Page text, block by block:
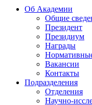
Об Академии
Общие
Президент
Президиум
Награды
Вакансии
Контакты
Подразделения
Отделения
Научно-